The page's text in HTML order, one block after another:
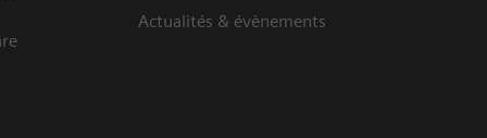
Actualités & évènements